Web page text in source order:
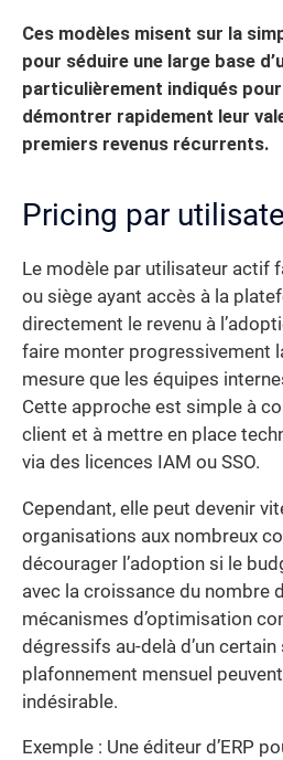
Ces modèles misent sur la
pour séduire une large base
particulièrement indiqués
démontrer rapidement leur
premiers revenus récurrents.
Pricing par
Le modèle par utilisateur actif
ou siège ayant accès à la
directement le revenu à
faire monter progressivement
mesure que les équipes
Cette approche est simple à
client et à mettre en place
via des licences IAM ou SSO.
Cependant, elle peut devenir
organisations aux nombreux
décourager l’adoption si le
avec la croissance du nombre
mécanismes d’optimisation
dégressifs au-delà d’un certain
plafonnement mensuel
indésirable.
Exemple : Une éditeur d’ERP